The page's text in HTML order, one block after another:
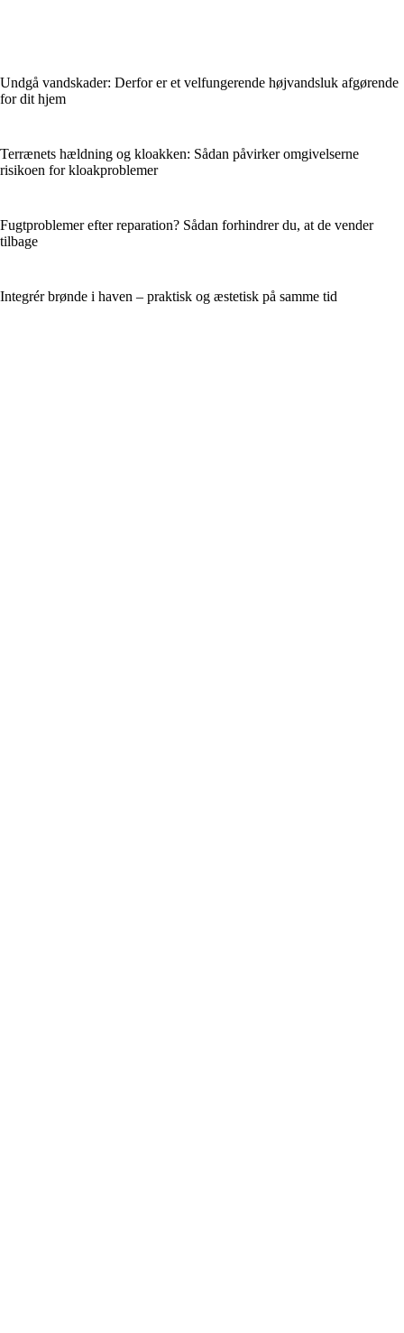
Undgå vandskader: Derfor er et velfungerende højvandsluk afgørende
for dit hjem
Terrænets hældning og kloakken: Sådan påvirker omgivelserne
risikoen for kloakproblemer
Fugtproblemer efter reparation? Sådan forhindrer du, at de vender
tilbage
Integrér brønde i haven – praktisk og æstetisk på samme tid